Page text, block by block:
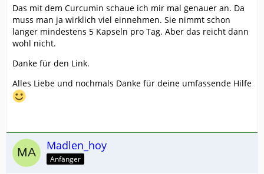
Das mit dem Curcumin schaue ich mir mal genauer an. Da
muss man ja wirklich viel einnehmen. Sie nimmt schon
länger mindestens 5 Kapseln pro Tag. Aber das reicht dann
wohl nicht.
Danke für den Link.
Alles Liebe und nochmals Danke für deine umfassende Hilfe
Madlen_hoy
Anfänger